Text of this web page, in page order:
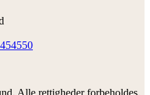
Alle rettigheder forbeholdes.